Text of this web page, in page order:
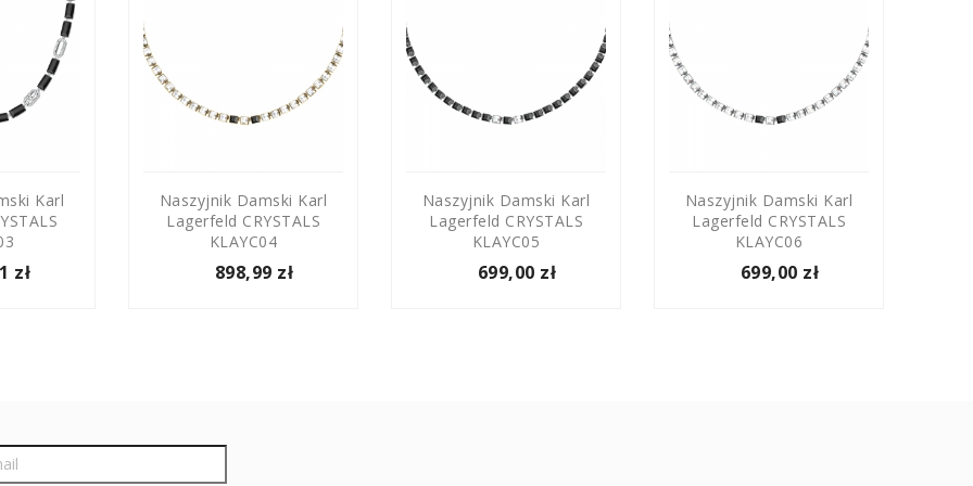
Karl
zł
Naszyjnik Damski Karl
Lagerfeld CRYSTALS
KLAYC04
898,99 zł
Naszyjnik Damski Karl
Lagerfeld CRYSTALS
KLAYC05
699,00 zł
Naszyjnik Damski Karl
Lagerfeld CRYSTALS
KLAYC06
699,00 zł